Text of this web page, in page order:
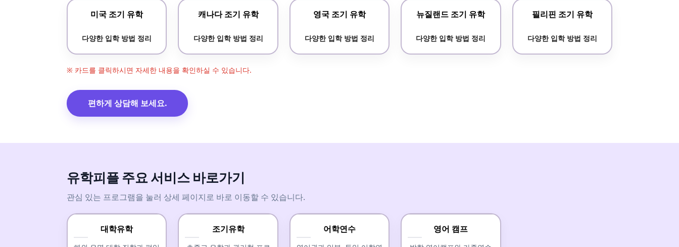
미국 조기 유학
다양한 입학 방법 정리
캐나다 조기 유학
다양한 입학 방법 정리
영국 조기 유학
다양한 입학 방법 정리
뉴질랜드 조기 유학
다양한 입학 방법 정리
필리핀 조기 유학
다양한 입학 방법 정리
※ 카드를 클릭하시면 자세한 내용을 확인하실 수 있습니다.
편하게 상담해 보세요.
유학피플 주요 서비스 바로가기
관심 있는 프로그램을 눌러 상세 페이지로 바로 이동할 수 있습니다.
대학유학 조기유학 어학연수 영어 캠프